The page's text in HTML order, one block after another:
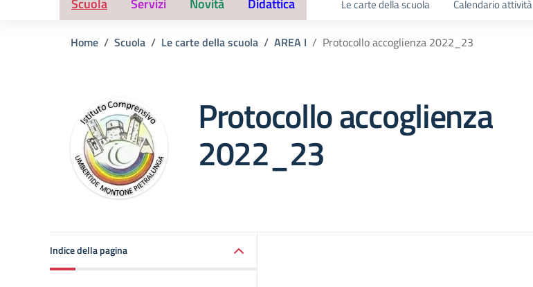
Scuola Servizi Novità Didattica Le carte della scuola Calendario attività
Home Scuola Le carte della scuola AREA I Protocollo accoglienza 2022_23
Protocollo accoglienza
2022_23
Indice della pagina